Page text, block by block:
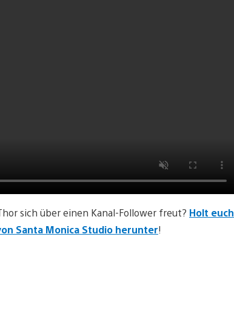
sich über einen Kanal-Follower freut? Holt euch
Santa Monica Studio herunter!